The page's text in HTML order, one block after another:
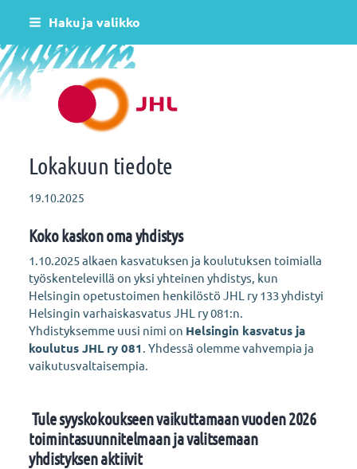
Siirry
sisältöön
Haku ja valikko
Helsingin varhaiskasvatus JHL ry 081
Lokakuun tiedote
19.10.2025
Koko kaskon oma yhdistys
1.10.2025 alkaen kasvatuksen ja koulutuksen toimialla
työskentelevillä on yksi yhteinen yhdistys, kun
Helsingin opetustoimen henkilöstö JHL ry 133 yhdistyi
Helsingin varhaiskasvatus JHL ry 081:n.
Yhdistyksemme uusi nimi on Helsingin kasvatus ja
koulutus JHL ry 081 . Yhdessä olemme vahvempia ja
vaikutusvaltaisempia.
Tule syyskokoukseen vaikuttamaan vuoden 2026
toimintasuunnitelmaan ja valitsemaan
yhdistyksen aktiivit